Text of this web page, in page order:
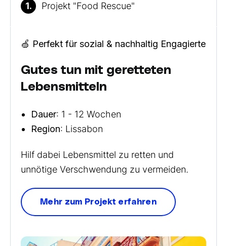
1. Projekt "Food Rescue"
🍏 Perfekt für sozial & nachhaltig Engagierte
Gutes tun mit geretteten
Lebensmitteln
Dauer: 1 - 12 Wochen
Region: Lissabon
Hilf dabei Lebensmittel zu retten und
unnötige Verschwendung zu vermeiden.
Mehr zum Projekt erfahren